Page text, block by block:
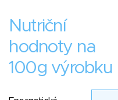
Nutriční
hodnoty na
100g výrobku